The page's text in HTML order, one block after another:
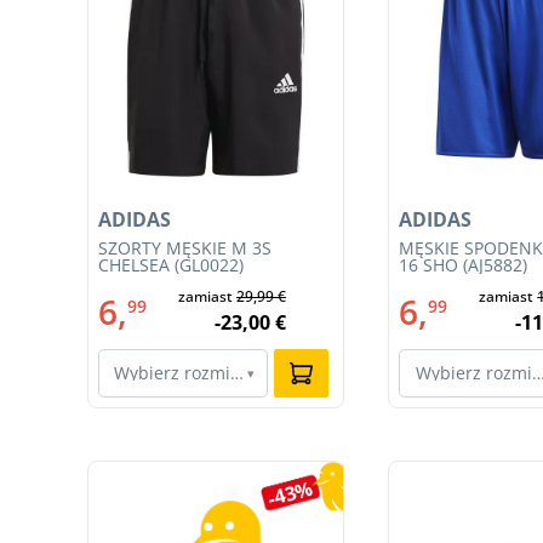
SZORTY MĘSKIE M 3S
CHELSEA (GL0022)
ADIDAS
6,99 zamiast29,99 €
-23,00 €
Wybierz rozmiar…
▾
MĘSKIE
16 SHO (AJ5882)
ADIDAS
6,99 zamiast
-
Wybierz
Pomiń galerię produktów
-43%